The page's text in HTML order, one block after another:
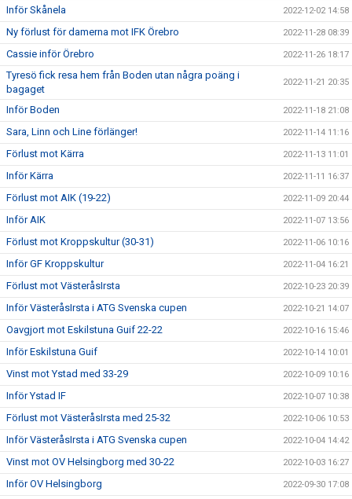
Inför Skånela 2022-12-02 14:58
Ny förlust för damerna mot IFK Örebro 2022-11-28 08:39
Cassie inför Örebro 2022-11-26 18:17
Tyresö fick resa hem från Boden utan några poäng i
bagaget
2022-11-21 20:35
Inför Boden 2022-11-18 21:08
Sara, Linn och Line förlänger! 2022-11-14 11:16
Förlust mot Kärra 2022-11-13 11:01
Inför Kärra 2022-11-11 16:37
Förlust mot AIK (19-22) 2022-11-09 20:44
Inför AIK 2022-11-07 13:56
Förlust mot Kroppskultur (30-31) 2022-11-06 10:16
Inför GF Kroppskultur 2022-11-04 16:21
Förlust mot VästeråsIrsta 2022-10-23 20:39
Inför VästeråsIrsta i ATG Svenska cupen 2022-10-21 14:07
Oavgjort mot Eskilstuna Guif 22-22 2022-10-16 15:46
Inför Eskilstuna Guif 2022-10-14 10:01
Vinst mot Ystad med 33-29 2022-10-09 10:16
Inför Ystad IF 2022-10-07 10:38
Förlust mot VästeråsIrsta med 25-32 2022-10-06 10:53
Inför VästeråsIrsta i ATG Svenska cupen 2022-10-04 14:42
Vinst mot OV Helsingborg med 30-22 2022-10-03 16:27
Inför OV Helsingborg 2022-09-30 17:08